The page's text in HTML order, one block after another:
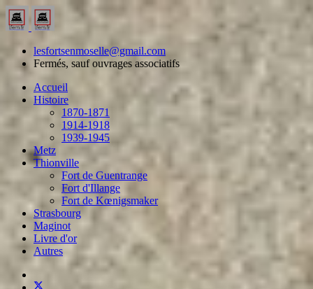
lesfortsenmoselle@gmail.com
Fermés, sauf ouvrages associatifs
Accueil
Histoire
1870-1871
1914-1918
1939-1945
Metz
Thionville
Fort de Guentrange
Fort d'Illange
Fort de Kœnigsmaker
Strasbourg
Maginot
Livre d'or
Autres